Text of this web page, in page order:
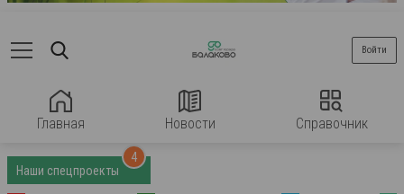
Главная Новости Справочник
Войти
Наши спецпроекты
4